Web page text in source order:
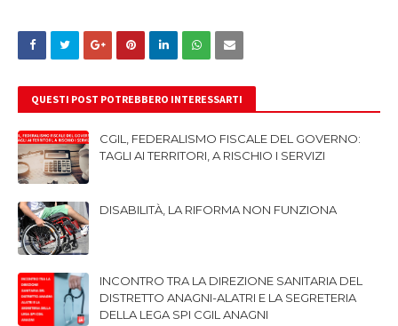
QUESTI POST POTREBBERO INTERESSARTI
CGIL, FEDERALISMO FISCALE DEL GOVERNO:
TAGLI AI TERRITORI, A RISCHIO I SERVIZI
DISABILITÀ, LA RIFORMA NON FUNZIONA
INCONTRO TRA LA DIREZIONE SANITARIA DEL
DISTRETTO ANAGNI-ALATRI E LA SEGRETERIA
DELLA LEGA SPI CGIL ANAGNI